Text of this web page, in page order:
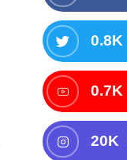
0.8K
0.7K
20K